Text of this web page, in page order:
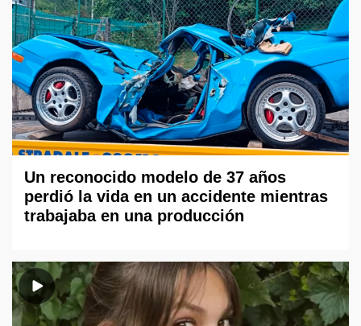
Un reconocido modelo de 37 años
perdió la vida en un accidente mientras
trabajaba en una producción